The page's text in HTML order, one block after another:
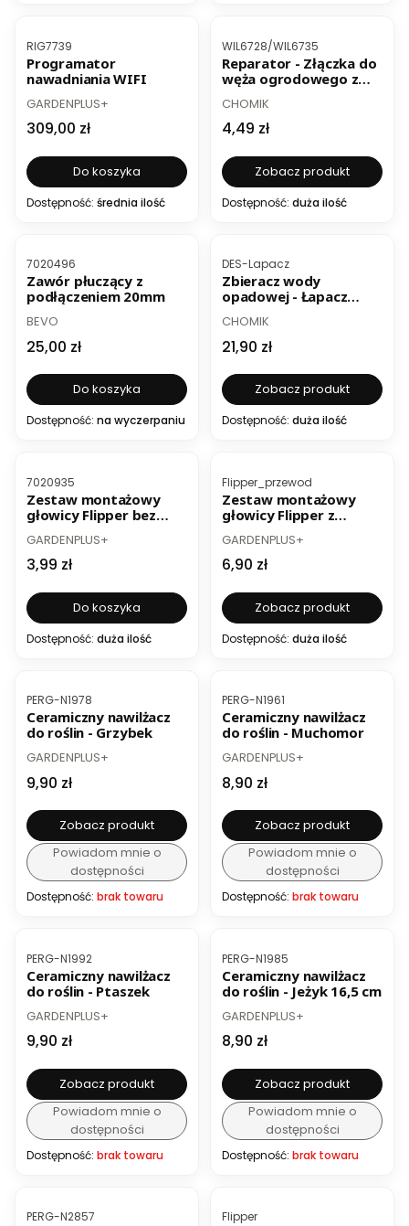
Kod produktu
RIG7739
Programator
nawadniania WIFI
PRODUCENT
GARDENPLUS+
Cena
309,00 zł
Do koszyka
Dostępność: średnia ilość
Kod produktu
WIL6728/WIL6735
Reparator - Złączka do
węża ogrodowego z
PRODUCENT
CHOMIK
Cena
4,49 zł
Zobacz produkt
Dostępność: duża ilość
Kod produktu
7020496
Zawór płuczący z
podłączeniem 20mm
PRODUCENT
BEVO
Cena
25,00 zł
Do koszyka
Dostępność: na wyczerpaniu
Kod produktu
DES-Lapacz
Zbieracz wody
opadowej - Łapacz
PRODUCENT
CHOMIK
Cena
21,90 zł
Zobacz produkt
Dostępność: duża ilość
Kod produktu
7020935
Zestaw montażowy
głowicy Flipper bez
PRODUCENT
GARDENPLUS+
Cena
3,99 zł
Do koszyka
Dostępność: duża ilość
Kod produktu
Flipper_przewod
Zestaw montażowy
głowicy Flipper z
PRODUCENT
GARDENPLUS+
Cena
6,90 zł
Zobacz produkt
Dostępność: duża ilość
Kod produktu
PERG-N1978
Ceramiczny nawilżacz
do roślin - Grzybek
PRODUCENT
GARDENPLUS+
Cena
9,90 zł
Zobacz produkt
Powiadom mnie o
dostępności
Dostępność: brak towaru
Kod produktu
PERG-N1961
Ceramiczny nawilżacz
do roślin - Muchomor
PRODUCENT
GARDENPLUS+
Cena
8,90 zł
Zobacz produkt
Powiadom mnie o
dostępności
Dostępność: brak towaru
Kod produktu
PERG-N1992
Ceramiczny nawilżacz
do roślin - Ptaszek
PRODUCENT
GARDENPLUS+
Cena
9,90 zł
Zobacz produkt
Powiadom mnie o
dostępności
Dostępność: brak towaru
Kod produktu
PERG-N1985
Ceramiczny nawilżacz
do roślin - Jeżyk 16,5 cm
PRODUCENT
GARDENPLUS+
Cena
8,90 zł
Zobacz produkt
Powiadom mnie o
dostępności
Dostępność: brak towaru
Kod produktu
PERG-N2857 Kod produktu
Flipper